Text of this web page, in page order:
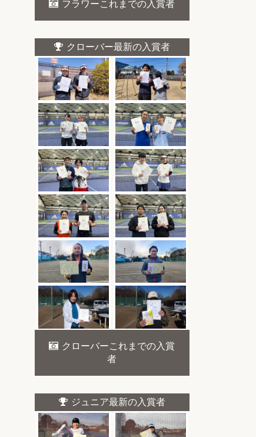
フラワーこれまでの入賞者
クローバー最新の入賞者
クローバーこれまでの入賞
者
ジュニア最新の入賞者